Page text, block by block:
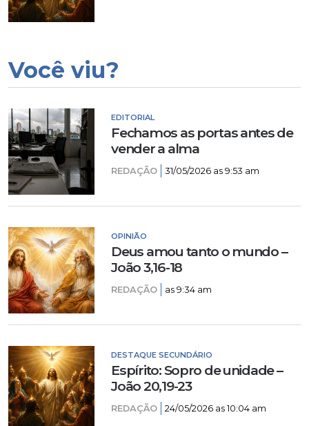
Você viu?
EDITORIAL
Fechamos as portas antes de
vender a alma
REDAÇÃO 31/05/2026 as 9:53 am
OPINIÃO
Deus amou tanto o mundo –
João 3,16-18
REDAÇÃO as 9:34 am
DESTAQUE SECUNDÁRIO
Espírito: Sopro de unidade –
João 20,19-23
REDAÇÃO 24/05/2026 as 10:04 am